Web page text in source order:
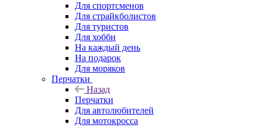
Для спортсменов
Для страйкболистов
Для туристов
Для хобби
На каждый день
На подарок
Для моряков
Перчатки
Назад
Перчатки
Для автолюбителей
Для мотокросса